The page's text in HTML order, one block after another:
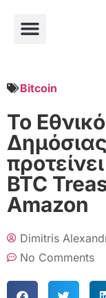
Bitcoin
Το
BTC
Amazon
Dimitris
No Comments